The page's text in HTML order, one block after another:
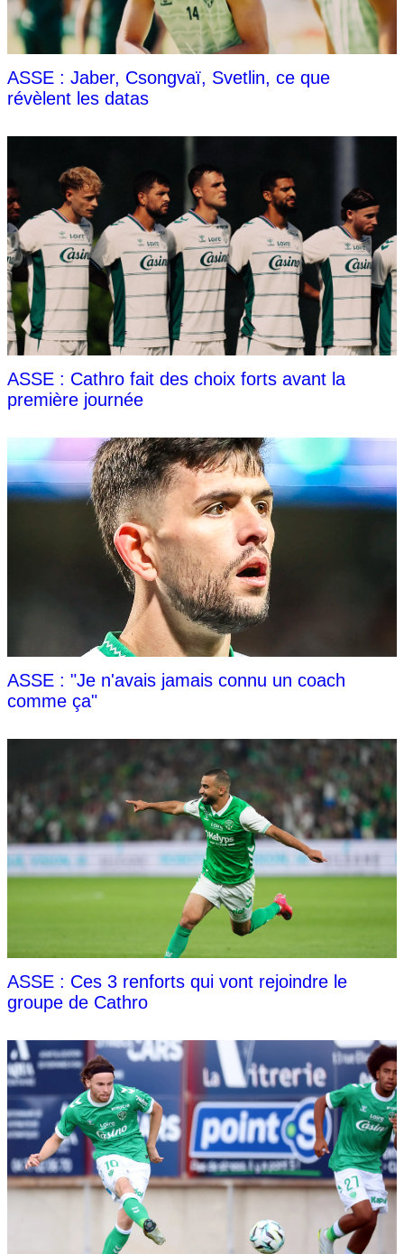
ASSE : Jaber, Csongvaï, Svetlin, ce que
révèlent les datas
ASSE : Cathro fait des choix forts avant la
première journée
ASSE : "Je n'avais jamais connu un coach
comme ça"
ASSE : Ces 3 renforts qui vont rejoindre le
groupe de Cathro